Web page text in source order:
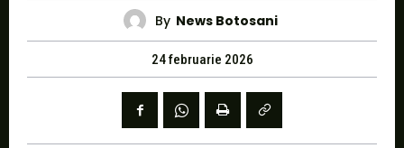
By News Botosani
24 februarie 2026